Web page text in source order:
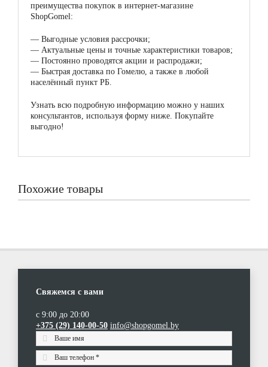
преимущества покупок в интернет-магазине
ShopGomel:
— Выгодные условия рассрочки;
— Актуальные цены и точные характеристики товаров;
— Постоянно проводятся акции и распродажи;
— Быстрая доставка по Гомелю, а также в любой
населённый пункт РБ.
Узнать всю подробную информацию можно у наших
консультантов, используя форму ниже. Покупайте
выгодно!
Похожие товары
Холодильник ATLANT ХМ 4724-101
0 р.
Холодильник-морозильник Atlant ХМ 4024-000
0 р.
Холодильник-морозильник Atlant ХМ 4724-100
0 р.
Свяжемся с вами
с 9:00 до 20:00
+375 (29) 140-00-50 info@shopgomel.by